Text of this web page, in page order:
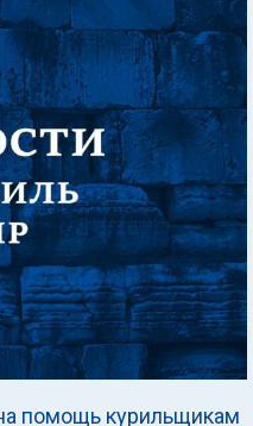
помощь курильщикам